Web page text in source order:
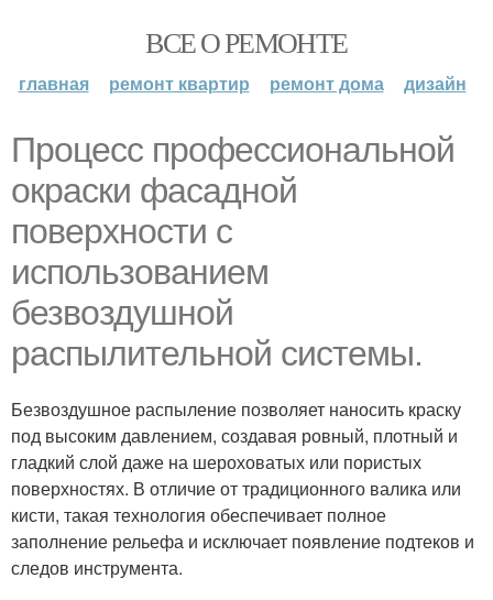
ВСЕ О РЕМОНТЕ
главная ремонт квартир ремонт дома дизайн
Процесс профессиональной
окраски фасадной
поверхности с
использованием
безвоздушной
распылительной системы.
Безвоздушное распыление позволяет наносить краску
под высоким давлением, создавая ровный, плотный и
гладкий слой даже на шероховатых или пористых
поверхностях. В отличие от традиционного валика или
кисти, такая технология обеспечивает полное
заполнение рельефа и исключает появление подтеков и
следов инструмента.